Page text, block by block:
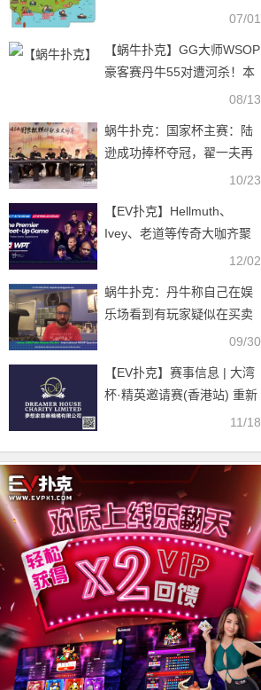
07/01
【蜗牛扑克】GG大师WSOP
豪客赛丹牛55对遭河杀！本
周中国时区赛抓紧夺金机会
08/13
蜗牛扑克：国家杯主赛：陆
逊成功捧杯夺冠，翟一夫再
10/23
【EV扑克】Hellmuth、
Ivey、老道等传奇大咖齐聚
一堂，共同揭开WPT序幕12/02
蜗牛扑克：丹牛称自己在娱
乐场看到有玩家疑似在买卖
09/30
【EV扑克】赛事信息 | 大湾
杯·精英邀请赛(香港站) 重新
定档 2025.12.14-21重磅开
11/18